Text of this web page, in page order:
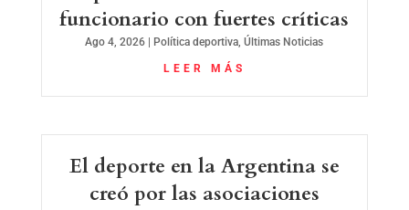
funcionario con fuertes críticas
Ago 4, 2026 Política deportiva,Últimas Noticias
LEER MÁS
El deporte en la Argentina se
creó por las asociaciones